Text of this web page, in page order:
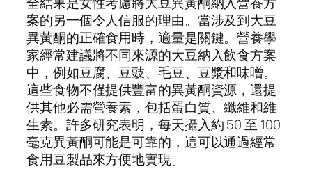
案的另一個令人信服的理由。當涉及到大豆
異黃酮的正確食用時，適量是關鍵。營養學
家經常建議將不同來源的大豆納入飲食方案
中，例如豆腐、豆豉、毛豆、豆漿和味噌。
這些食物不僅提供豐富的異黃酮資源，還提
供其他必需營養素，包括蛋白質、纖維和維
生素。許多研究表明，每天攝入約 50 至 100
毫克異黃酮可能是可靠的，這可以通過經常
食用豆製品來方便地實現。